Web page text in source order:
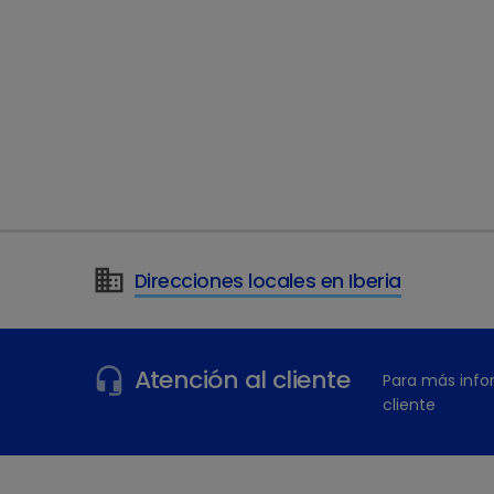
¿Tiene más preguntas?
Direcciones locales en Iberia
Atención al cliente
Para más
cliente